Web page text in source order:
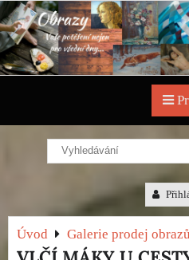
Úvod Galerie prodej obrazů